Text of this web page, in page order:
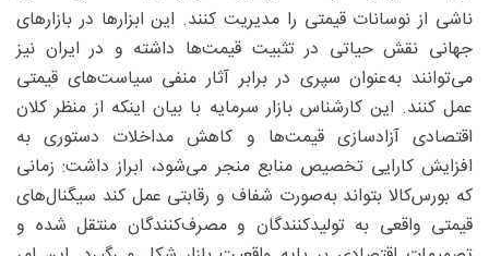
ناشی از نوسانات قیمتی را مدیریت کنند. این ابزارها در بازارهای
جهانی نقش حیاتی در تثبیت قیمت‌ها داشته و در ایران نیز
می‌توانند به‌عنوان سپری در برابر آثار منفی سیاست‌های قیمتی
عمل کنند. این کارشناس بازار سرمایه با بیان اینکه از منظر کلان
اقتصادی آزادسازی قیمت‌ها و کاهش مداخلات دستوری به
افزایش کارایی تخصیص منابع منجر می‌شود، ابراز داشت: زمانی
که بورس‌کالا بتواند به‌صورت شفاف و رقابتی عمل کند سیگنال‌های
قیمتی واقعی به تولیدکنندگان و مصرف‌کنندگان منتقل شده و